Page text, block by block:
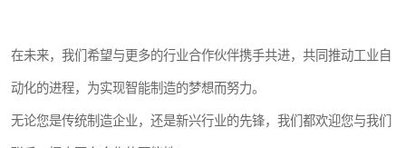
在未来，我们希望与更多的行业合作伙伴携手共进，共同推动工业自
动化的进程，为实现智能制造的梦想而努力。
无论您是传统制造企业，还是新兴行业的先锋，我们都欢迎您与我们